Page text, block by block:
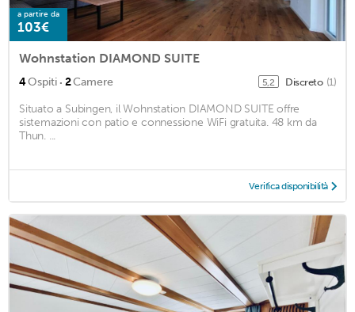
a partire da
103€
Wohnstation DIAMOND SUITE
4Ospiti · 2Camere 5,2 Discreto (1)
Situato a Subingen, il Wohnstation DIAMOND SUITE offre
sistemazioni con patio e connessione WiFi gratuita. 48 km da
Thun. ...
Verifica disponibilità